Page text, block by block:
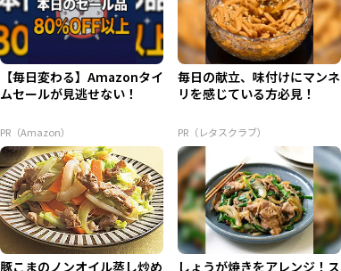
【毎日変わる】Amazonタイ
ムセールが見逃せない！
PR（Amazon）
毎日の献立、味付けにマンネ
リを感じている方必見！
PR（レタスクラブ）
豚こまのノンオイル蒸し炒め しょうが焼きをアレンジ！ス